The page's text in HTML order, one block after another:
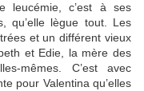
leucémie, c’est à ses
qu’elle lègue tout. Les
et un différent vieux
et Edie, la mère des
mêmes. C’est avec
pour Valentina qu’elles